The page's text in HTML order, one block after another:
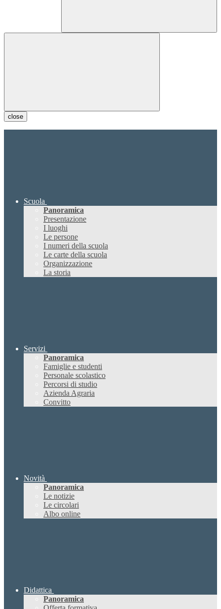
close
Scuola
Panoramica
Presentazione
I luoghi
Le persone
I numeri della scuola
Le carte della scuola
Organizzazione
La storia
Servizi
Panoramica
Famiglie e studenti
Personale scolastico
Percorsi di studio
Azienda Agraria
Convitto
Novità
Panoramica
Le notizie
Le circolari
Albo online
Didattica
Panoramica